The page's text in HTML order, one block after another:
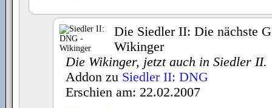
Die Siedler II: Die nächste
Wikinger
Die Wikinger, jetzt auch in Siedler II.
Addon zu Siedler II: DNG
Erschien am: 22.02.2007